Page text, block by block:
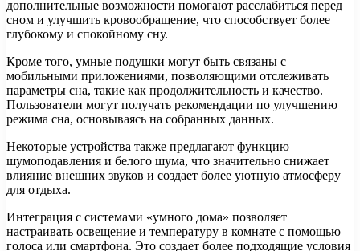
дополнительные возможности помогают расслабиться перед
сном и улучшить кровообращение, что способствует более
глубокому и спокойному сну.
Кроме того, умные подушки могут быть связаны с
мобильными приложениями, позволяющими отслеживать
параметры сна, такие как продолжительность и качество.
Пользователи могут получать рекомендации по улучшению
режима сна, основываясь на собранных данных.
Некоторые устройства также предлагают функцию
шумоподавления и белого шума, что значительно снижает
влияние внешних звуков и создает более уютную атмосферу
для отдыха.
Интеграция с системами «умного дома» позволяет
настраивать освещение и температуру в комнате с помощью
голоса или смартфона. Это создает более подходящие условия